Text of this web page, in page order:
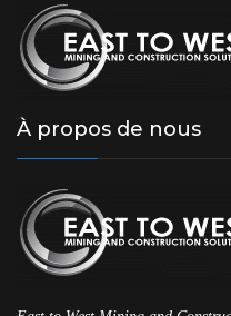
À propos de nous